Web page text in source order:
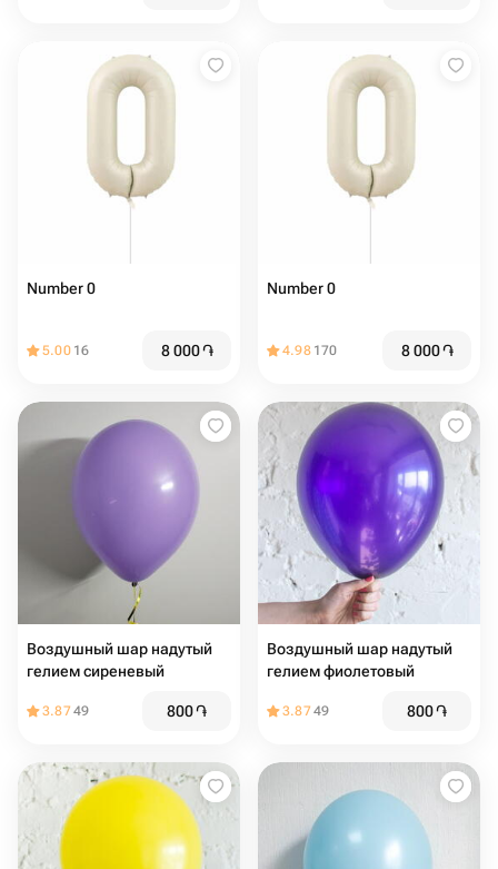
Number 0
5.00 16 8 000֏
Number 0
4.98 170 8 000֏
Воздушный шар надутый
гелием сиреневый
3.8749 800֏
Воздушный шар надутый
гелием фиолетовый
3.8749 800֏